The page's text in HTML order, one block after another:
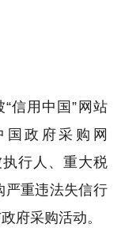
“信用中国”网站
国政府采购网
执行人、重大税
严重违法失信行
府采购活动。